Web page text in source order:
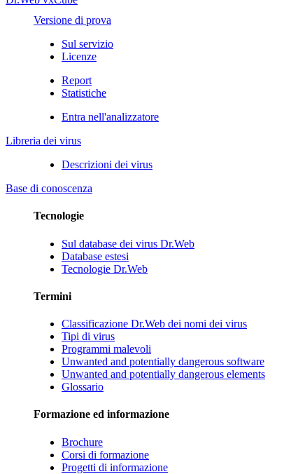
Versione di prova
Sul servizio
Licenze
Report
Statistiche
Entra nell'analizzatore
Libreria dei virus
Descrizioni dei virus
Base di conoscenza
Tecnologie
Sul database dei virus Dr.Web
Database estesi
Tecnologie Dr.Web
Termini
Classificazione Dr.Web dei nomi dei virus
Tipi di virus
Programmi malevoli
Unwanted and potentially dangerous software
Unwanted and potentially dangerous elements
Glossario
Formazione ed informazione
Brochure
Corsi di formazione
Progetti di informazione